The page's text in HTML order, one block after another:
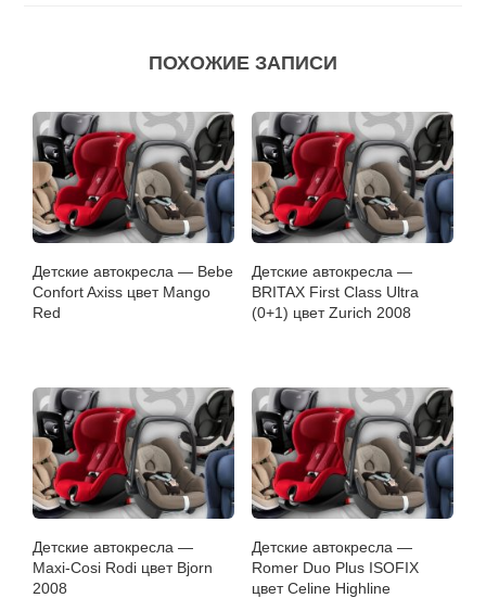
ПОХОЖИЕ ЗАПИСИ
Детские автокресла — Bebe
Confort Axiss цвет Mango
Red
Детские автокресла —
BRITAX First Class Ultra
(0+1) цвет Zurich 2008
Детские автокресла —
Maxi-Cosi Rodi цвет Bjorn
2008
Детские автокресла —
Romer Duo Plus ISOFIX
цвет Celine Highline